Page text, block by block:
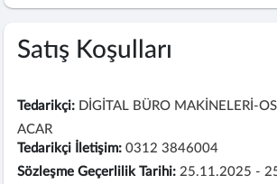
Satış Koşulları
Tedarikçi: DİGİTAL BÜRO MAKİNELERİ-
ACAR
Tedarikçi İletişim: 0312 3846004
Sözleşme Geçerlilik Tarihi: 25.11.2025 -